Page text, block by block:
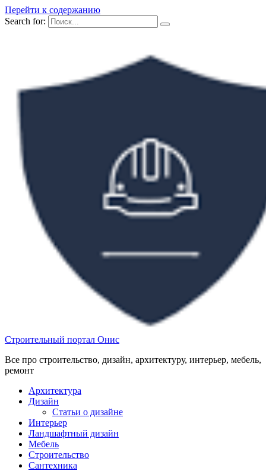
Перейти к содержанию
Search for:
Строительный портал Онис
Все про строительство, дизайн, архитектуру, интерьер, мебель,
ремонт
Архитектура
Дизайн
Статьи о дизайне
Интерьер
Ландшафтный дизайн
Мебель
Строительство
Сантехника